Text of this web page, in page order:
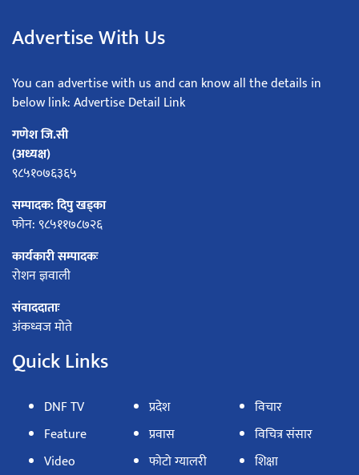
Advertise With Us
You can advertise with us and can know all the details in
below link: Advertise Detail Link
गणेश जि.सी
(अध्यक्ष)
९८५१०७६३६५
सम्पादक: दिपु खड्का
फोन: ९८५११७८७२६
कार्यकारी सम्पादकः
रोशन ज्ञवाली
संवाददाताः
अंकध्वज मोते
Quick Links
DNF TV
Feature
Video
प्रदेश
प्रवास
फोटो ग्यालरी
विचार
विचित्र संसार
शिक्षा